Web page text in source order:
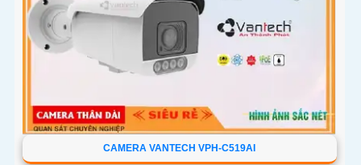
CAMERA VANTECH VPH-C519AI